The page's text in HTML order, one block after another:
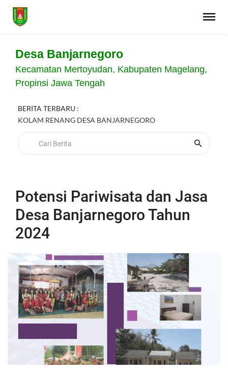
Desa Banjarnegoro
Kecamatan Mertoyudan, Kabupaten Magelang,
Propinsi Jawa Tengah
BERITA TERBARU :
KOLAM RENANG DESA BANJARNEGORO
Potensi Pariwisata dan Jasa
Desa Banjarnegoro Tahun
2024